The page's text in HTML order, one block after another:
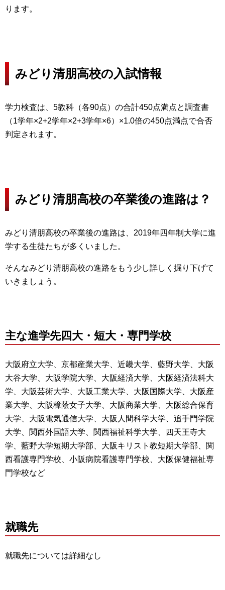
ります。
みどり清朋高校の入試情報
学力検査は、5教科（各90点）の合計450点満点と調査書
（1学年×2+2学年×2+3学年×6）×1.0倍の450点満点で合否
判定されます。
みどり清朋高校の卒業後の進路は？
みどり清朋高校の卒業後の進路は、2019年四年制大学に進
学する生徒たちが多くいました。
そんなみどり清朋高校の進路をもう少し詳しく掘り下げて
いきましょう。
主な進学先四大・短大・専門学校
大阪府立大学、京都産業大学、近畿大学、藍野大学、大阪
大谷大学、大阪学院大学、大阪経済大学、大阪経済法科大
学、大阪芸術大学、大阪工業大学、大阪国際大学、大阪産
業大学、大阪樟蔭女子大学、大阪商業大学、大阪総合保育
大学、大阪電気通信大学、大阪人間科学大学、追手門学院
大学、関西外国語大学、関西福祉科学大学、四天王寺大
学、藍野大学短期大学部、大阪キリスト教短期大学部、関
西看護専門学校、小阪病院看護専門学校、大阪保健福祉専
門学校など
就職先
就職先については詳細なし